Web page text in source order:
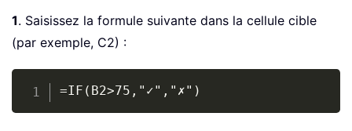
1. Saisissez la formule suivante dans la cellule cible
(par exemple, C2) :
=IF(B2>75,"✓","✗")